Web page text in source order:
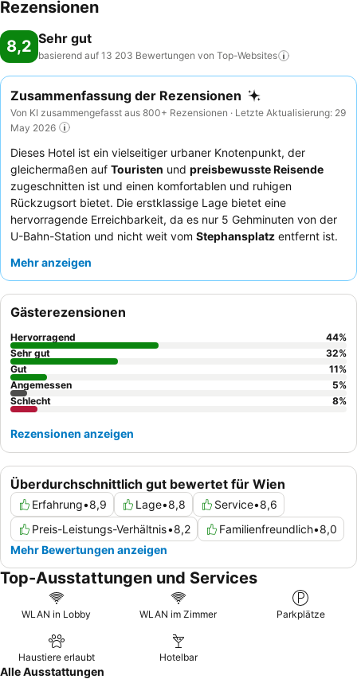
Rezensionen
8,2 Sehr gut
basierend auf 13 203 Bewertungen von Top-Websites
Zusammenfassung der Rezensionen
Von KI zusammengefasst aus 800+ Rezensionen · Letzte Aktualisierung: 29
May 2026
Dieses Hotel ist ein vielseitiger urbaner Knotenpunkt, der
gleichermaßen auf Touristen und preisbewusste Reisende
zugeschnitten ist und einen komfortablen und ruhigen
Rückzugsort bietet. Die erstklassige Lage bietet eine
hervorragende Erreichbarkeit, da es nur 5 Gehminuten von der
U-Bahn-Station und nicht weit vom Stephansplatz entfernt ist.
ihre Sauberkeit und Funktionalität gelobt wird und es den
Gäste loben durchweg das
außergewöhnliche Freundlichkeit und Hilfsbereitschaft, und das
Frühstück wird oft als gut, frisch und abwechslungsreich
beschrieben, wobei
verfügbar sind. Für einen
ruhigeren Aufenthalt wählen Sie ein Zimmer mit Gartenblick.
Mehr anzeigen
Überdurchschnittlich gut bewertet für Wien
Erfahrung•8,9 Lage•8,8 Service•8,6
Preis-Leistungs-Verhältnis•8,2 Familienfreundlich•8,0
Mehr Bewertungen anzeigen
Gästerezensionen
Hervorragend 44%
Sehr gut
32%
Gut
11%
Angemessen
5%
Schlecht
8%
Rezensionen anzeigen
Top-Ausstattungen und Services
WLAN in Lobby WLAN im Zimmer Parkplätze
Haustiere erlaubt Hotelbar
Alle Ausstattungen